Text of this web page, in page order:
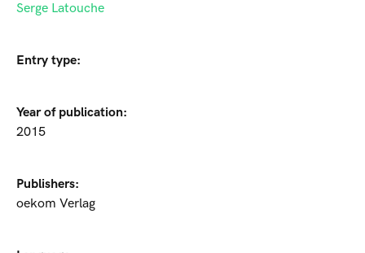
Serge Latouche
Entry type:
Year of publication:
2015
Publishers:
oekom Verlag